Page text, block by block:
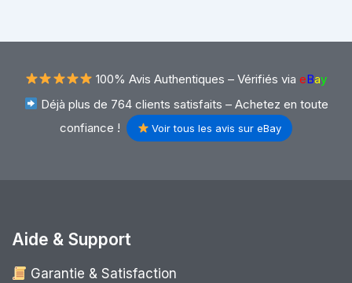
100% Avis Authentiques – Vérifiés via eBay
Déjà plus de 764 clients satisfaits – Achetez en toute
confiance !
Voir tous les avis sur eBay
Aide & Support
Garantie & Satisfaction